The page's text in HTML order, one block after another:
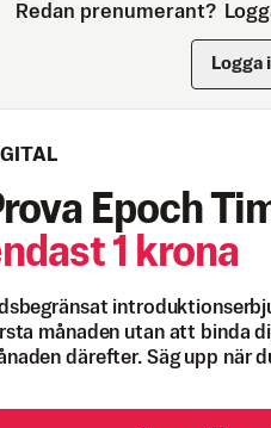
Redan prenumerant?
Logga
Epoch
1 krona
månaden utan att binda
därefter. Säg upp när